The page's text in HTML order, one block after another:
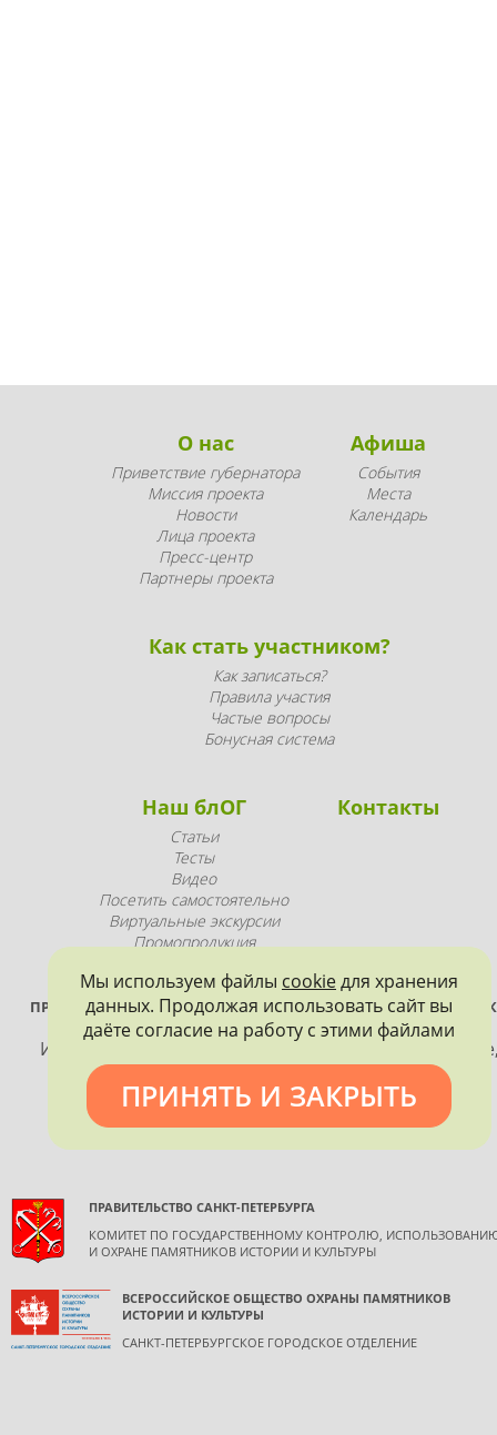
О нас
Приветствие губернатора
Миссия проекта
Новости
Лица проекта
Пресс-центр
Партнеры проекта
Афиша
События
Места
Календарь
Как стать участником?
Как записаться?
Правила участия
Частые вопросы
Бонусная система
Наш блОГ
Статьи
Тесты
Видео
Посетить самостоятельно
Виртуальные экскурсии
Промопродукция
Контакты
ПРОЕКТ РЕАЛИЗУЕТСЯ ПРИ ПОДДЕРЖКЕ ПРАВИТЕЛЬСТВА
ПЕТЕРБУРГА
Использование материалов, размещенных на
допускается только с согласия правообладателя и
обязательной ссылкой на источник информации.
ПРАВИТЕЛЬСТВО САНКТ-ПЕТЕРБУРГА
КОМИТЕТ ПО ГОСУДАРСТВЕННОМУ КОНТРОЛЮ,
И ОХРАНЕ ПАМЯТНИКОВ ИСТОРИИ И КУЛЬТУРЫ
ВСЕРОССИЙСКОЕ ОБЩЕСТВО ОХРАНЫ ПАМЯТНИКОВ
ИСТОРИИ И КУЛЬТУРЫ
САНКТ-ПЕТЕРБУРГСКОЕ ГОРОДСКОЕ ОТДЕЛЕНИЕ
Мы используем файлы cookieдля хранения
данных. Продолжая использовать сайт вы
даёте согласие на работу с этими файлами
ПРИНЯТЬ И ЗАКРЫТЬ